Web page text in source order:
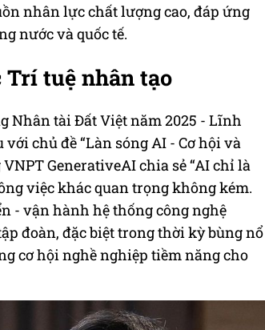
nhân lực chất lượng cao, đáp ứng
nước và quốc tế.
tuệ nhân tạo
Nhân tài Đất Việt năm 2025 - Lĩnh
chủ đề “Làn sóng AI - Cơ hội và
GenerativeAI chia sẻ “AI chỉ là
việc khác quan trọng không kém.
- vận hành hệ thống công nghệ
đoàn, đặc biệt trong thời kỳ bùng nổ
cơ hội nghề nghiệp tiềm năng cho